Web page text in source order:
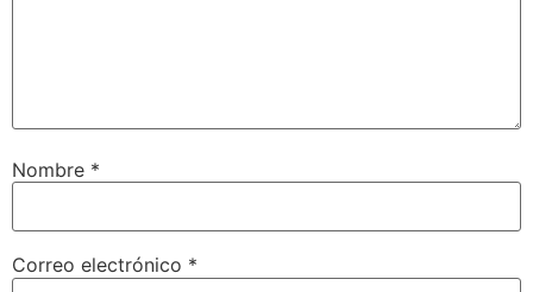
Nombre *
Correo electrónico *